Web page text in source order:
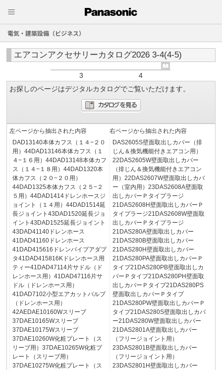
電気・建築設備（ビジネス）
エアコンアクセサリーカタログ2026 3-4(4-5)
3
4
お探しのページはデジタルカタログでご覧いただけます。
左ページから抽出された内容
DAD13140本体カフス（１４−２０
用）44DAD13146本体カフス（１
４−１６用）44DAD13148本体カフ
ス（１４−１８用）44DAD1320本
体カフス（２０−２０用）
44DAD1325本体カフス（２５−２
５用）44DAD1414ドレンホースジ
ョイント（１４用）44DAD1514延
長ジョイント43DAD1520延長ジョ
イント43DAD1525延長ジョイント
43DAD41140ドレンホース
41DAD41160ドレンホース
41DAD415616ドレンパイプアダプ
タ41DAD415816Kドレンホース用
ティー41DAD47114片サドル（ド
レンホース用）41DAD47116片サ
ドル（ドレンホース用）
41DAD7102小型エアカットバルブ
（ドレンホース用）
42AEDAE10160Wスリーブ
37DAE10165Wスリーブ
37DAE10175Wスリーブ
37DAE10260W化粧プレート（ス
リーブ用）37DAE10265W化粧プ
レート（スリーブ用）
37DAE10275W化粧プレート（ス
右ページから抽出された内容
DAS2605S壁面取出しカバー（排
じん＆換気機能付きエアコン用）
22DAS2605W壁面取出しカバー
（排じん＆換気機能付きエアコン
用）22DAS2607W壁面取出しカバ
ー（室内用）23DAS2608A壁面取
出しカバーＰタイプラージ
21DAS2608H壁面取出しカバーＰ
タイプラージ21DAS2608W壁面取
出しカバーＰタイプラージ
21DAS280A壁面取出しカバー
21DAS280B壁面取出しカバー
21DAS280H壁面取出しカバー
21DAS280PA壁面取出しカバーＰ
タイプ21DAS280PB壁面取出しカ
バーＰタイプ21DAS280PH壁面取
出しカバーＰタイプ21DAS280PS
壁面取出しカバーＰタイプ
21DAS280PW壁面取出しカバーＰ
タイプ21DAS280S壁面取出しカバ
ー21DAS280W壁面取出しカバー
21DAS2801A壁面取出しカバー
（フリージョイント用）
23DAS2801B壁面取出しカバー
（フリージョイント用）
23DAS2801H壁面取出しカバー